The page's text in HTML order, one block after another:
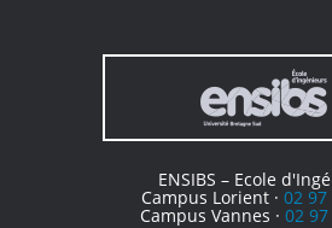
ENSIBS – Ecole
Campus Lorient · 02 97
Campus Vannes · 02